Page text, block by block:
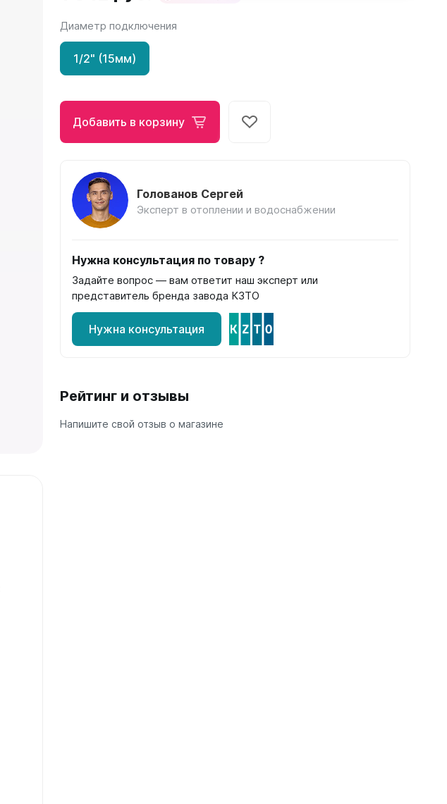
РС и РСК Соло
Quadrum NEO
Quadrum Neo 50 V
Quadrum Neo 50 H
Завалинка Гармония
Диаметр подключения
1/2" (15мм)
Добавить в корзину
Голованов Сергей
Эксперт в отоплении и водоснабжении
Нужна консультация по товару ?
Задайте вопрос — вам ответит наш эксперт или
представитель бренда завода КЗТО
Нужна консультация
Рейтинг и отзывы
Напишите свой отзыв о магазине